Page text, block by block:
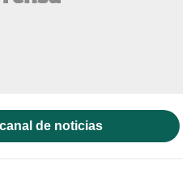
de noticias